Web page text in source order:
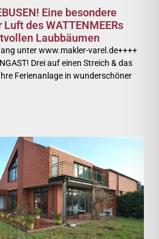
Eine besondere
des WATTENMEERs
Laubbäumen
unter www.makler-varel.de++++
Drei auf einen Streich & das
Ferienanlage in wunderschöner